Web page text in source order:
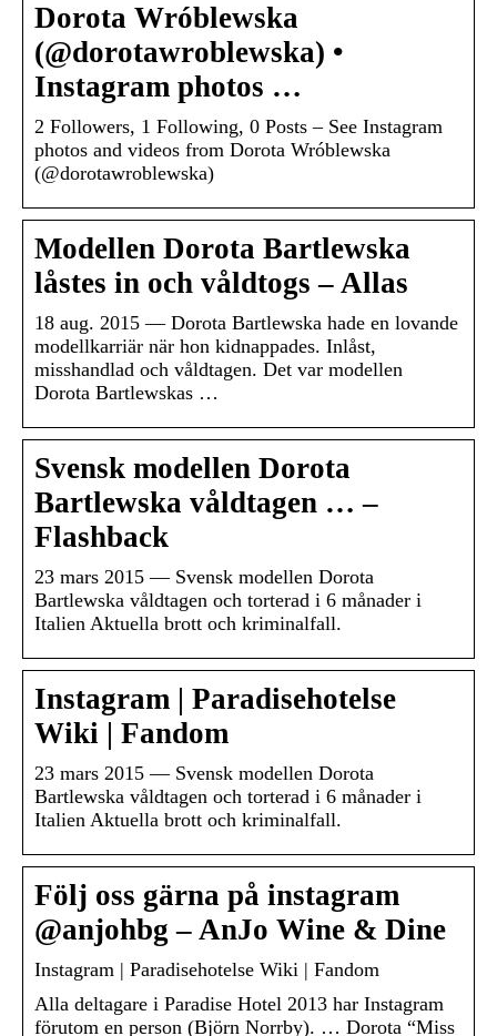
Dorota Wróblewska
(@dorotawroblewska) •
Instagram photos …
2 Followers, 1 Following, 0 Posts – See Instagram
photos and videos from Dorota Wróblewska
(@dorotawroblewska)
Modellen Dorota Bartlewska
låstes in och våldtogs – Allas
18 aug. 2015 — Dorota Bartlewska hade en lovande
modellkarriär när hon kidnappades. Inlåst,
misshandlad och våldtagen. Det var modellen
Dorota Bartlewskas …
Svensk modellen Dorota
Bartlewska våldtagen … –
Flashback
23 mars 2015 — Svensk modellen Dorota
Bartlewska våldtagen och torterad i 6 månader i
Italien Aktuella brott och kriminalfall.
Instagram | Paradisehotelse
Wiki | Fandom
23 mars 2015 — Svensk modellen Dorota
Bartlewska våldtagen och torterad i 6 månader i
Italien Aktuella brott och kriminalfall.
Följ oss gärna på instagram
@anjohbg – AnJo Wine & Dine
Instagram | Paradisehotelse Wiki | Fandom
Alla deltagare i Paradise Hotel 2013 har Instagram
förutom en person (Björn Norrby). … Dorota “Miss